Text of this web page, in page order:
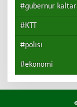
#gubernur
#KTT
#polisi
#ekonomi